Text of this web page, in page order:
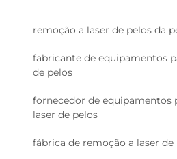
remoção a laser de pelos da
fabricante de equipamentos
de pelos
fornecedor de equipamentos
laser de pelos
fábrica de remoção a laser de